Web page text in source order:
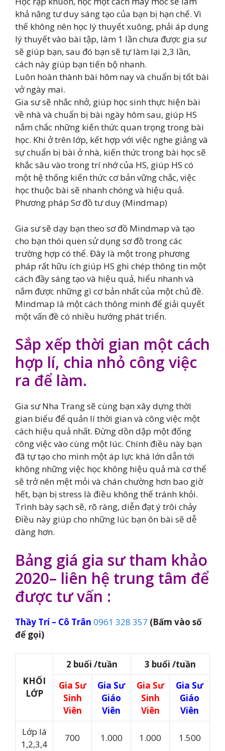
khả năng tư duy sáng tạo của bạn bị hạn chế. Vì
thế không nên học lý thuyết xuông, phải áp dụng
lý thuyết vào bài tập, làm 1 lần chưa được gia sư
sẽ giúp bạn, sau đó bạn sẽ tự làm lại 2,3 lần,
cách này giúp bạn tiến bộ nhanh.
Luôn hoàn thành bài hôm nay và chuẩn bị tốt bài
vở ngày mai.
Gia sư sẽ nhắc nhở, giúp học sinh thực hiện bài
về nhà và chuẩn bị bài ngày hôm sau, giúp HS
nắm chắc những kiến thức quan trọng trong bài
học. Khi ở trên lớp, kết hợp với việc nghe giảng và
sự chuẩn bị bài ở nhà, kiến thức trong bài học sẽ
khắc sâu vào trong trí nhớ của HS, giúp HS có
một hệ thống kiến thức cơ bản vững chắc, việc
học thuộc bài sẽ nhanh chóng và hiệu quả.
Phương pháp Sơ đồ tư duy (Mindmap)
Gia sư sẽ dạy bạn theo sơ đồ Mindmap và tạo
cho bạn thói quen sử dụng sơ đồ trong các
trường hợp có thể. Đây là một trong phương
pháp rất hữu ích giúp HS ghi chép thông tin một
cách đầy sáng tạo và hiệu quả, hiểu nhanh và
nắm được những gì cơ bản nhất của một chủ đề.
Mindmap là một cách thông minh để giải quyết
một vấn đề có nhiều hướng phát triển.
Sắp xếp thời gian một cách
hợp lí, chia nhỏ công việc
ra để làm.
Gia sư Nha Trang sẽ cùng bạn xây dựng thời
gian biểu để quản lí thời gian và công việc một
cách hiệu quả nhất. Đừng dồn dập một đống
công việc vào cùng một lúc. Chính điều này bạn
đã tự tạo cho mình một áp lực khá lớn dẫn tới
không những việc học không hiệu quả mà cơ thể
sẽ trở nên mệt mỏi và chán chường hơn bao giờ
hết, bạn bị stress là điều không thể tránh khỏi.
Trình bày sạch sẽ, rõ ràng, diễn đạt ý trôi chảy
Điều này giúp cho những lúc bạn ôn bài sẽ dễ
dàng hơn.
Bảng giá gia sư tham khảo
2020– liên hệ trung tâm để
được tư vấn :
Thầy Trí – Cô Trân 0961 328 357 (Bấm vào số
để gọi)
KHỐI
LỚP
2 buổi /tuần
3 buổi /tuần
Gia Sư
Sinh
Viên
Gia Sư
Giáo
Viên
Gia Sư
Sinh
Viên
Gia Sư
Giáo
Viên
Lớp lá
1,2,3,4
700 1.000 1.000 1.500